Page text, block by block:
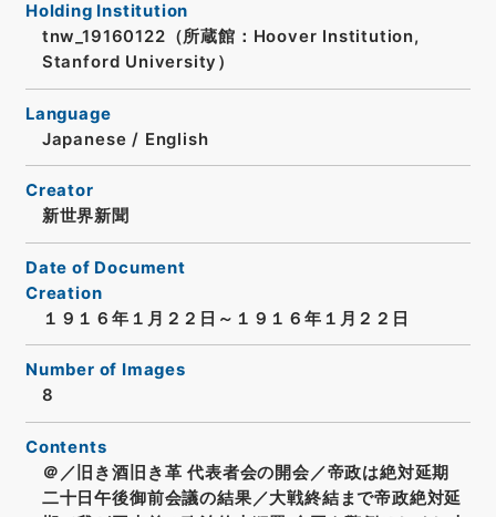
Holding Institution
tnw_19160122（所蔵館：Hoover Institution,
Stanford University）
Language
Japanese / English
Creator
新世界新聞
Date of Document
Creation
１９１６年１月２２日～１９１６年１月２２日
Number of Images
8
Contents
＠／旧き酒旧き革 代表者会の開会／帝政は絶対延期
二十日午後御前会議の結果／大戦終結まで帝政絶対延